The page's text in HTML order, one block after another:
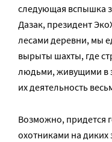
следующая вспышка
Дазак, президент
лесами деревни, мы
вырыты шахты, где
людьми, живущими в
их деятельность
Возможно, придется
охотниками на диких